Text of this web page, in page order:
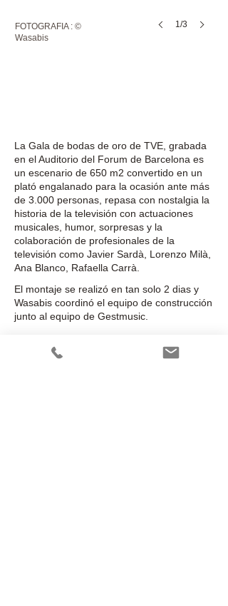
1/3
FOTOGRAFIA : ©
Wasabis
La Gala de bodas de oro de TVE, grabada
en el Auditorio del Forum de Barcelona es
un escenario de 650 m2 convertido en un
plató engalanado para la ocasión ante más
de 3.000 personas, repasa con nostalgia la
historia de la televisión con actuaciones
musicales, humor, sorpresas y la
colaboración de profesionales de la
televisión como Javier Sardà, Lorenzo Milà,
Ana Blanco, Rafaella Carrà.
El montaje se realizó en tan solo 2 dias y
Wasabis coordinó el equipo de construcción
junto al equipo de Gestmusic.